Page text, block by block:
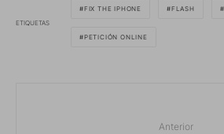
ETIQUETAS
FIX THE IPHONE FLASH
PETICIÓN ONLINE
Anterior